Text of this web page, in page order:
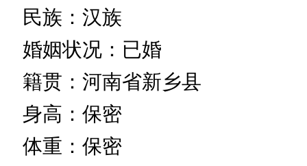
民族：汉族
婚姻状况：已婚
籍贯：河南省新乡县
身高：保密
体重：保密